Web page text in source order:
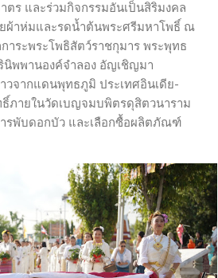
ร และร่วมกิจกรรมอันเป็นสิริมงคล
ผ้าห่มและรดน้ำต้นพระศรีมหาโพธิ์ ณ
าระพระโพธิสัตว์ราชกุมาร พระพุทธ
นิพพานองค์จำลอง อัญเชิญมา
วจากแดนพุทธภูมิ ประเทศอินเดีย-
ธิ์ภายในวัดเบญจมบพิตรดุสิตวนาราม
รพับดอกบัว และเลือกซื้อผลิตภัณฑ์